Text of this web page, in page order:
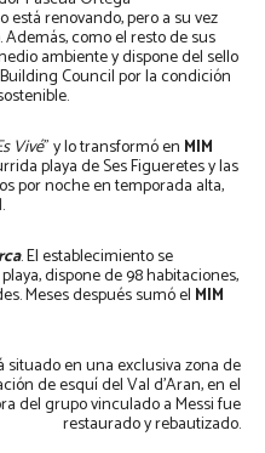
está renovando, pero a su vez
como el resto de sus
ambiente y dispone del sello
Council por la condición
Vivé” y lo transformó en MIM
playa de Ses Figueretes y las
por noche en temporada alta,
. El establecimiento se
dispone de 98 habitaciones,
Meses después sumó el MIM
situado en una exclusiva zona de
de esquí del Val d’Aran, en el
del grupo vinculado a Messi fue
restaurado y rebautizado.